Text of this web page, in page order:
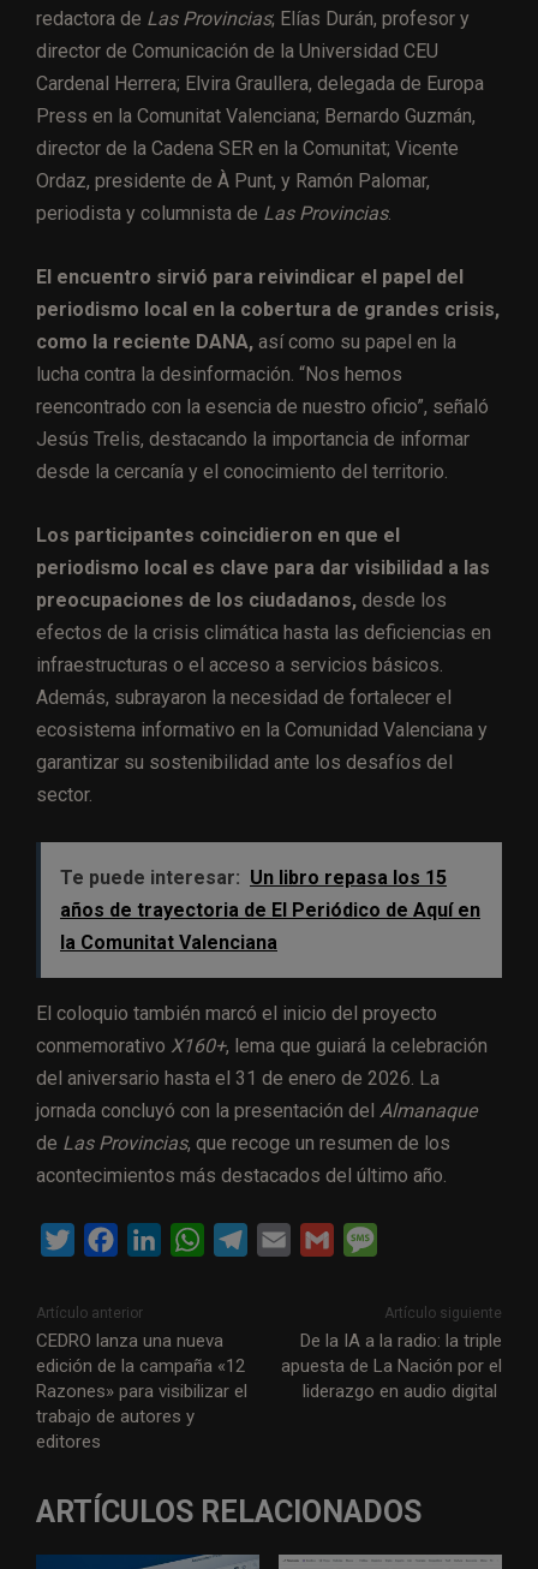
redactora de Las Provincias; Elías Durán, profesor y
director de Comunicación de la Universidad CEU
Cardenal Herrera; Elvira Graullera, delegada de Europa
Press en la Comunitat Valenciana; Bernardo Guzmán,
director de la Cadena SER en la Comunitat; Vicente
Ordaz, presidente de À Punt, y Ramón Palomar,
periodista y columnista de Las Provincias.
El encuentro sirvió para reivindicar el papel del
periodismo local en la cobertura de grandes crisis,
como la reciente DANA, así como su papel en la
lucha contra la desinformación. “Nos hemos
reencontrado con la esencia de nuestro oficio”, señaló
Jesús Trelis, destacando la importancia de informar
desde la cercanía y el conocimiento del territorio.
Los participantes coincidieron en que el
periodismo local es clave para dar visibilidad a las
preocupaciones de los ciudadanos, desde los
efectos de la crisis climática hasta las deficiencias en
infraestructuras o el acceso a servicios básicos.
Además, subrayaron la necesidad de fortalecer el
ecosistema informativo en la Comunidad Valenciana y
garantizar su sostenibilidad ante los desafíos del
sector.
Te puede interesar: Un libro repasa los 15
años de trayectoria de El Periódico de Aquí en
la Comunitat Valenciana
El coloquio también marcó el inicio del proyecto
conmemorativo X160+, lema que guiará la celebración
del aniversario hasta el 31 de enero de 2026. La
jornada concluyó con la presentación del Almanaque
de Las Provincias, que recoge un resumen de los
acontecimientos más destacados del último año.
i
t
t
e
r
c
e
b
o
k
e
d
W
t
s
l
i
l
s
s
a
Artículo anterior
CEDRO lanza una nueva
edición de la campaña «12
Razones» para visibilizar el
trabajo de autores y
editores
Artículo siguiente
De la IA a la radio: la triple
apuesta de La Nación por el
liderazgo en audio digital
ARTÍCULOS RELACIONADOS